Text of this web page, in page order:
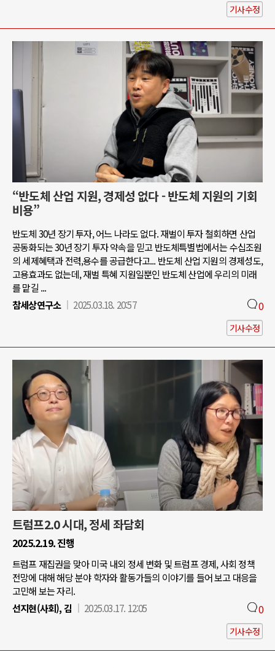
기사수정
“반도체 산업 지원, 경제성 없다 - 반도체 지원의 기회
비용”
반도체 30년 장기 투자, 어느 나라도 없다. 재벌이 투자 철회하면 산업
공동화되는 30년 장기 투자 약속을 믿고 반도체특별법에서는 수십조원
의 세제혜택과 전력,용수를 공급한다고... 반도체 산업 지원의 경제성도,
고용효과도 없는데, 재벌 특혜 지원일뿐인 반도체 산업에 우리의 미래
를 맡길 ...
참세상연구소
2025.03.18. 20:57 0
기사수정
트럼프2.0 시대, 정세 좌담회
2025.2.19. 진행
트럼프 재집권을 맞아 미국 내외 정세 변화 및 트럼프 경제, 사회 정책
전망에 대해 해당 분야 학자와 활동가들의 이야기를 들어 보고 대응을
고민해 보는 자리.
선지현(사회), 김
2025.03.17. 12:05 0
기사수정